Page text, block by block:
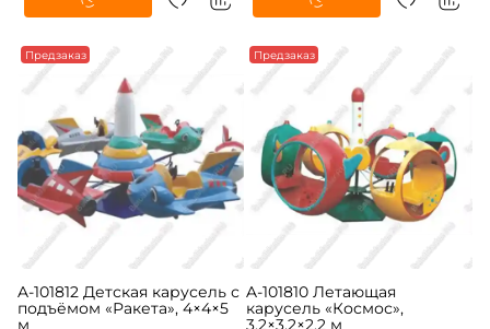
Предзаказ
A-101812 Детская карусель с
подъёмом «Ракета», 4×4×5
м
Предзаказ
A-101810 Летающая
карусель «Космос»,
3,2×3,2×2,2 м